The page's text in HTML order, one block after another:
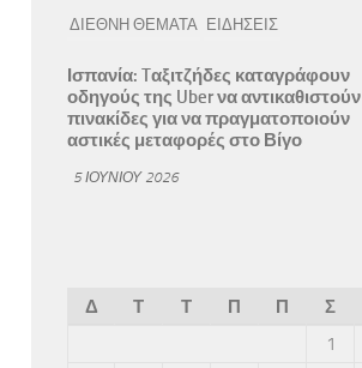
ΔΙΕΘΝΗ ΘΕΜΑΤΑ ΕΙΔΗΣΕΙΣ
Ισπανία: Tαξιτζήδες καταγράφουν
οδηγούς της Uber να αντικαθιστούν
πινακίδες για να πραγματοποιούν
αστικές μεταφορές στο Βίγο
5 ΙΟΥΝΊΟΥ 2026
Δ Τ Τ Π Π Σ
1